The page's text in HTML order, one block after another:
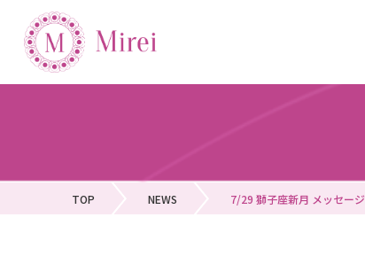
TOP NEWS 7/29 獅子座新月 メッセージ